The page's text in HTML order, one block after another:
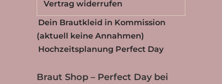
Vertrag widerrufen
Dein Brautkleid in Kommission
(aktuell keine Annahmen)
Hochzeitsplanung Perfect Day
Braut Shop – Perfect Day bei